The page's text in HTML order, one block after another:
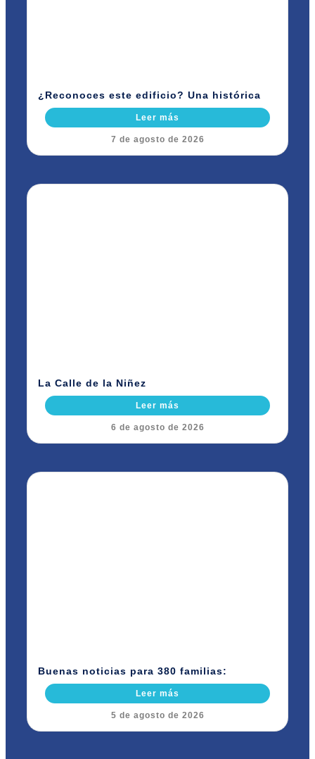
¿Reconoces este edificio? Una histórica
Leer más
7 de agosto de 2026
La Calle de la Niñez
Leer más
6 de agosto de 2026
Buenas noticias para 380 familias:
Leer más
5 de agosto de 2026